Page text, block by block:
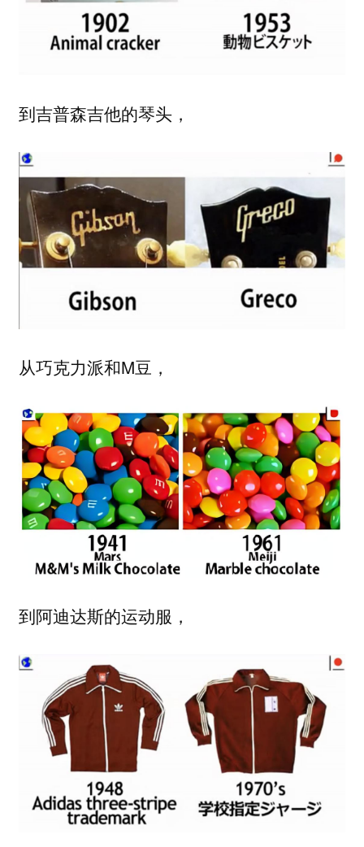
到吉普森吉他的琴头，
从巧克力派和M豆，
到阿迪达斯的运动服，